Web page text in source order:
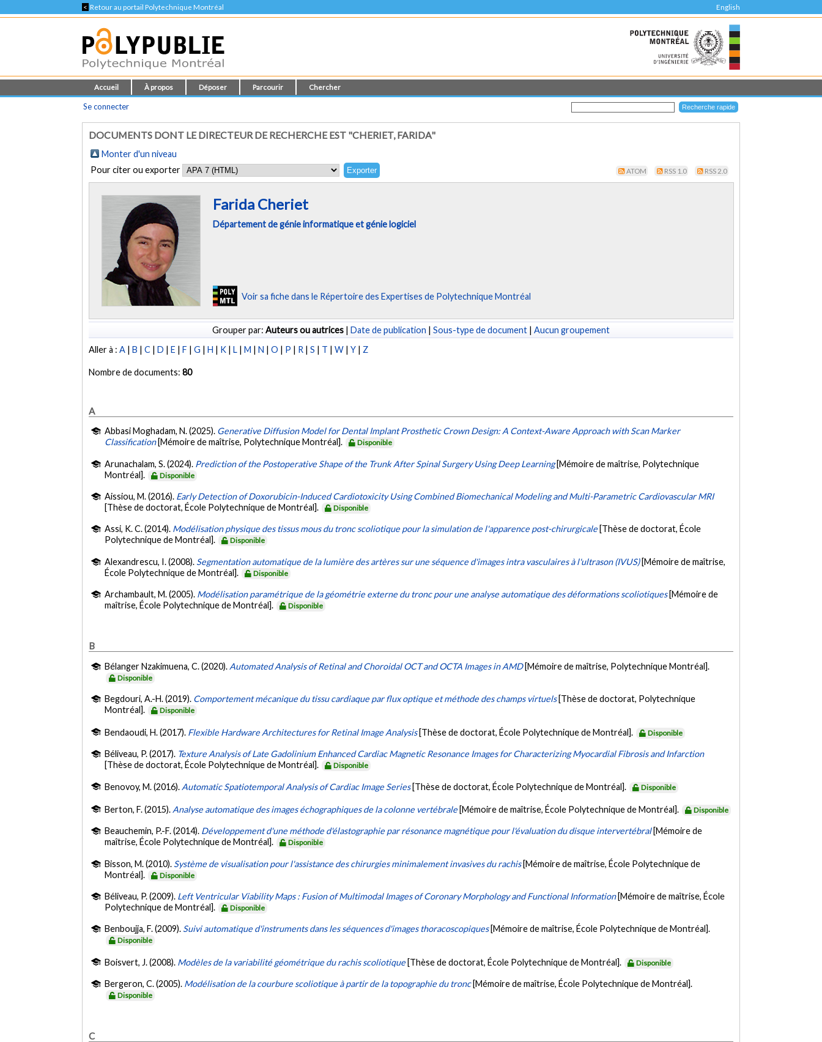
< Retour au portail Polytechnique Montréal English
Accueil À propos Déposer Parcourir Chercher
Se connecter
DOCUMENTS DONT LE DIRECTEUR DE RECHERCHE EST "CHERIET, FARIDA"
Monter d'un niveau
Pour citer ou exporter
ATOM RSS 1.0 RSS 2.0
Farida Cheriet
Département de génie informatique et génie logiciel
Voir sa fiche dans le Répertoire des Expertises de Polytechnique Montréal
Grouper par: Auteurs ou autrices | Date de publication | Sous-type de document | Aucun groupement
Aller à :A |B |C |D |E |F |G |H | K |L |M |N |O | P | R |S | T |W |Y | Z
Nombre de documents:80
A
Abbasi Moghadam, N. (2025). Generative Diffusion Model for Dental Implant Prosthetic Crown Design: A Context-Aware Approach with Scan Marker
Classification [Mémoire de maîtrise, Polytechnique Montréal]. Disponible
Arunachalam, S. (2024). Prediction of the Postoperative Shape of the Trunk After Spinal Surgery Using Deep Learning [Mémoire de maîtrise, Polytechnique
Montréal].
Disponible
Aissiou, M. (2016). Early Detection of Doxorubicin-Induced Cardiotoxicity Using Combined Biomechanical Modeling and Multi-Parametric Cardiovascular MRI
[Thèse de doctorat, École Polytechnique de Montréal].
Disponible
Assi, K. C. (2014). Modélisation physique des tissus mous du tronc scoliotique pour la simulation de l'apparence post-chirurgicale [Thèse de doctorat, École
Polytechnique de Montréal].
Disponible
Alexandrescu, I. (2008). Segmentation automatique de la lumière des artères sur une séquence d'images intra vasculaires à l'ultrason (IVUS) [Mémoire de maîtrise,
École Polytechnique de Montréal].
Disponible
Archambault, M. (2005). Modélisation paramétrique de la géométrie externe du tronc pour une analyse automatique des déformations scoliotiques [Mémoire de
maîtrise, École Polytechnique de Montréal].
Disponible
B
Bélanger Nzakimuena, C. (2020). Automated Analysis of Retinal and Choroidal OCT and OCTA Images in AMD [Mémoire de maîtrise, Polytechnique Montréal].
Disponible
Begdouri, A.-H. (2019). Comportement mécanique du tissu cardiaque par flux optique et méthode des champs virtuels [Thèse de doctorat, Polytechnique
Montréal].
Disponible
Bendaoudi, H. (2017). Flexible Hardware Architectures for Retinal Image Analysis [Thèse de doctorat, École Polytechnique de Montréal]. Disponible
Béliveau, P. (2017). Texture Analysis of Late Gadolinium Enhanced Cardiac Magnetic Resonance Images for Characterizing Myocardial Fibrosis and Infarction
[Thèse de doctorat, École Polytechnique de Montréal].
Disponible
Benovoy, M. (2016).Automatic Spatiotemporal Analysis of Cardiac Image Series [Thèse de doctorat, École Polytechnique de Montréal]. Disponible
Berton, F. (2015). Analyse automatique des images échographiques de la colonne vertébrale [Mémoire de maîtrise, École Polytechnique de Montréal]. Disponible
Beauchemin, P.-F. (2014). Développement d'une méthode d'élastographie par résonance magnétique pour l'évaluation du disque intervertébral [Mémoire de
maîtrise, École Polytechnique de Montréal].
Disponible
Bisson, M. (2010). Système de visualisation pour l'assistance des chirurgies minimalement invasives du rachis [Mémoire de maîtrise, École Polytechnique de
Montréal].
Disponible
Béliveau, P. (2009). Left Ventricular Viability Maps : Fusion of Multimodal Images of Coronary Morphology and Functional Information [Mémoire de maîtrise, École
Polytechnique de Montréal].
Disponible
Benboujja, F. (2009). Suivi automatique d'instruments dans les séquences d'images thoracoscopiques [Mémoire de maîtrise, École Polytechnique de Montréal].
Disponible
Boisvert, J. (2008). Modèles de la variabilité géométrique du rachis scoliotique [Thèse de doctorat, École Polytechnique de Montréal]. Disponible
Bergeron, C. (2005). Modélisation de la courbure scoliotique à partir de la topographie du tronc [Mémoire de maîtrise, École Polytechnique de Montréal].
Disponible
C